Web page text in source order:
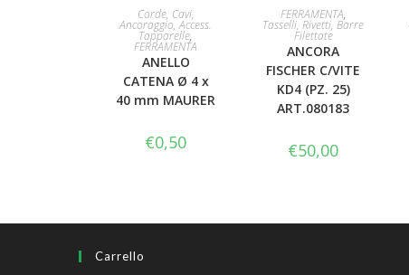
AGGIUNGI AL
CARRELLO
Corde, Cavi,
Ancoraggio, Access.
Tapparelle,
FERRAMENTA
ANELLO
CATENA Ø 4 x
40 mm MAURER
€0,50
AGGIUNGI AL
CARRELLO
FERRAMENTA,
Tasselli, Rivetti, Barre
Filettate
ANCORA
FISCHER C/VITE
KD4 (PZ. 25)
ART.080183
€50,00
Carrello